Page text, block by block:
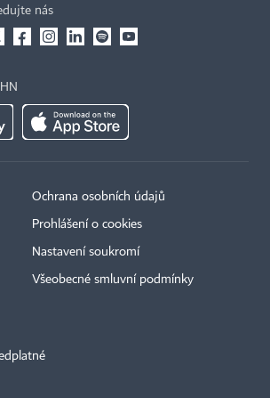
nás
Ochrana osobních údajů
Prohlášení o cookies
Nastavení soukromí
Všeobecné smluvní podmínky